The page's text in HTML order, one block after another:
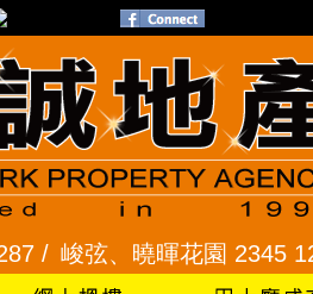
峻弦、曉暉花園 2345 1286 /